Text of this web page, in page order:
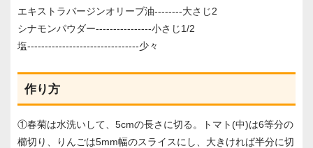
エキストラバージンオリーブ油--------大さじ2
シナモンパウダー----------------小さじ1/2
塩--------------------------------少々
作り方
①春菊は水洗いして、5cmの長さに切る。トマト(中)は6等分の
櫛切り、りんごは5mm幅のスライスにし、大きければ半分に切